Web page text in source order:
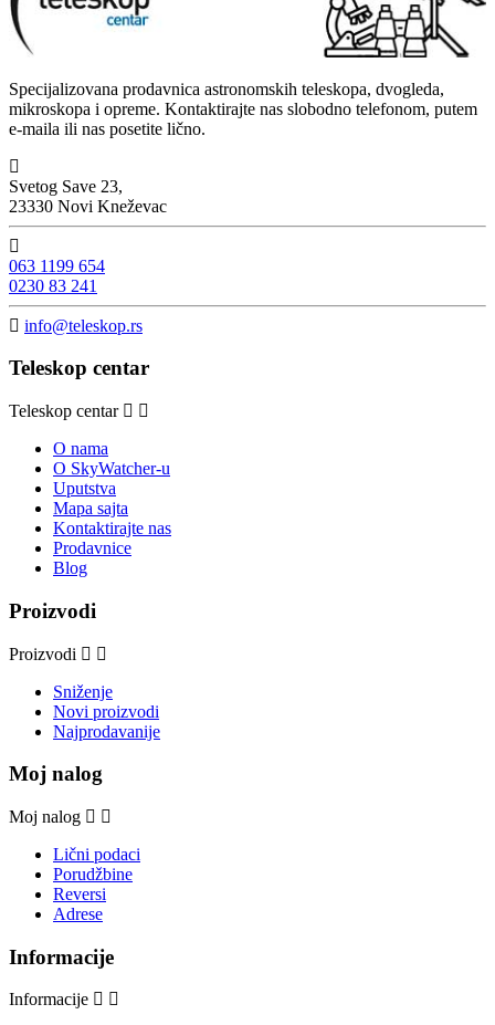
Specijalizovana prodavnica astronomskih teleskopa, dvogleda,
mikroskopa i opreme. Kontaktirajte nas slobodno telefonom, putem
e-maila ili nas posetite lično.

Svetog Save 23,
23330 Novi Kneževac

063 1199 654
0230 83 241
 info@teleskop.rs
Teleskop centar
Teleskop centar
O nama
O SkyWatcher-u
Uputstva
Mapa sajta
Kontaktirajte nas
Prodavnice
Blog
Proizvodi
Proizvodi
Sniženje
Novi proizvodi
Najprodavanije
Moj nalog
Moj nalog
Lični podaci
Porudžbine
Reversi
Adrese
Informacije
Informacije